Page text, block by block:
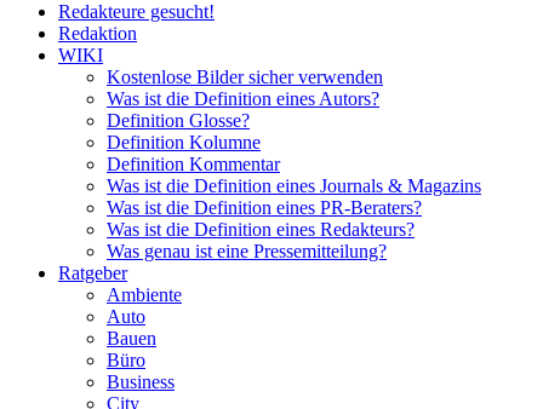
Redakteure gesucht!
Redaktion
WIKI
Kostenlose Bilder sicher verwenden
Was ist die Definition eines Autors?
Definition Glosse?
Definition Kolumne
Definition Kommentar
Was ist die Definition eines Journals & Magazins
Was ist die Definition eines PR-Beraters?
Was ist die Definition eines Redakteurs?
Was genau ist eine Pressemitteilung?
Ratgeber
Ambiente
Auto
Bauen
Büro
Business
City